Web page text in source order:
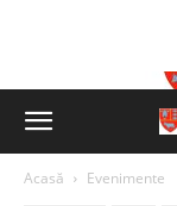
Acasă Evenimente